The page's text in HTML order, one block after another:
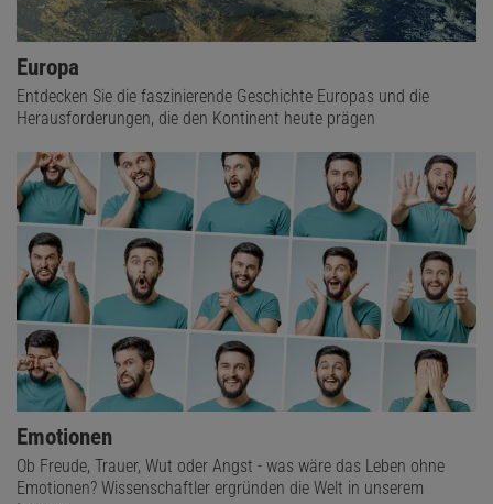
Europa
Entdecken Sie die faszinierende Geschichte Europas und die
Herausforderungen, die den Kontinent heute prägen
Emotionen
Ob Freude, Trauer, Wut oder Angst - was wäre das Leben ohne
Emotionen? Wissenschaftler ergründen die Welt in unserem